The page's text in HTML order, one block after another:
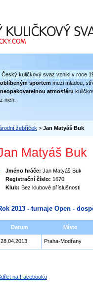
Český kuličkový svaz vznikl v roce
oblíbeným sportem mezi mladou,
neopakovatelnou atmosféru
z nich.
žebříček > Jan Matyáš Buk
Matyáš Buk
Jméno hráče: Jan Matyáš Buk
Registrační číslo: 1670
Klub: Bez klubové příslušnosti
2013 - turnaje Open -
Datum Místo
28.04.2013 Praha-Modřany
na Facebooku